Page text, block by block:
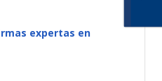
expertas en